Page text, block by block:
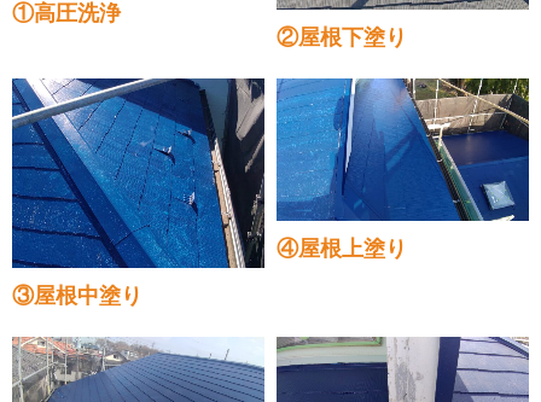
①高圧洗浄
②屋根下塗り
③屋根中塗り
④屋根上塗り